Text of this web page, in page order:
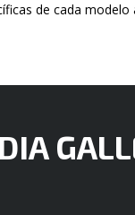
de cada